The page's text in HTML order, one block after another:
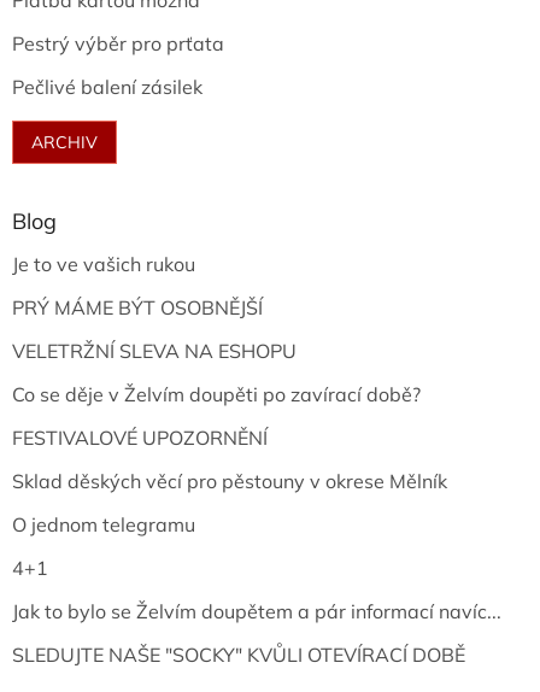
Pestrý výběr pro prťata
Pečlivé balení zásilek
ARCHIV
Blog
Je to ve vašich rukou
PRÝ MÁME BÝT OSOBNĚJŠÍ
VELETRŽNÍ SLEVA NA ESHOPU
Co se děje v Želvím doupěti po zavírací době?
FESTIVALOVÉ UPOZORNĚNÍ
Sklad děských věcí pro pěstouny v okrese Mělník
O jednom telegramu
4+1
Jak to bylo se Želvím doupětem a pár informací navíc...
SLEDUJTE NAŠE "SOCKY" KVŮLI OTEVÍRACÍ DOBĚ